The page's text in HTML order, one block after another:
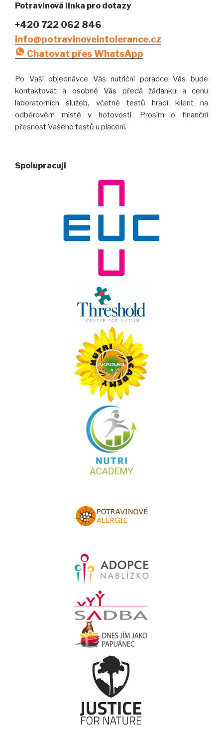
Potravinová linka pro dotazy
+420 722 062 846
info@potravinoveintolerance.cz
Chatovat přes WhatsApp
Po Vaší objednávce Vás nutriční poradce Vás bude
kontaktovat a osobně Vás předá žádanku a cenu
laboratorních služeb, včetně testů hradí klient na
odběrovém místě v hotovosti. Prosím o finanční
přesnost Vašeho testů u placení.
Spolupracuji